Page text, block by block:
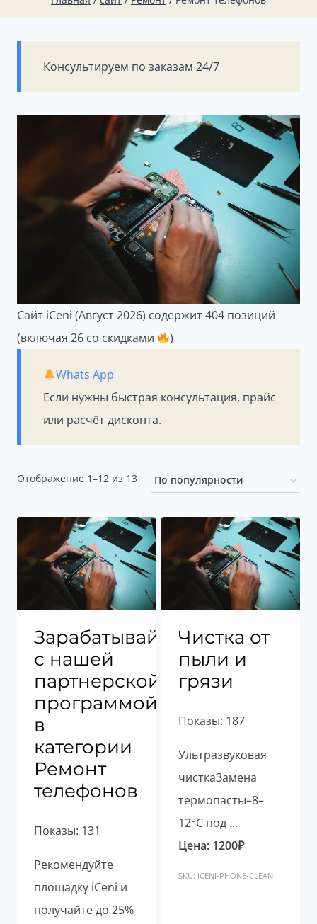
Консультируем по заказам 24/7
Сайт iCeni (Август 2026) содержит 404 позиций
(включая 26 со скидками
)
Если нужны быстрая консультация, прайс
или расчёт дисконта.
Whats App
Отображение 1–12 из 13 Сортировка:
популярности
Зарабатывайте
с нашей
партнерской
программой
в
категории
Ремонт
телефонов
Показы: 131
Рекомендуйте
площадку iCeni и
получайте до 25%
Чистка от
пыли и
грязи
Показы: 187
Ультразвуковая
чисткаЗамена
термопасты–8–
12°С под ...
Цена: 1200₽
SKU: ICENI-PHONE-CLEAN